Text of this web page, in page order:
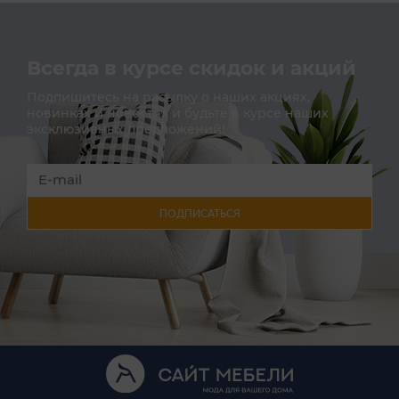
Всегда в курсе скидок и акций
Подпишитесь на расылку о наших акциях,
новинках и новостях и будьте в курсе наших
эксклюзивных предложений!
ПОДПИСАТЬСЯ